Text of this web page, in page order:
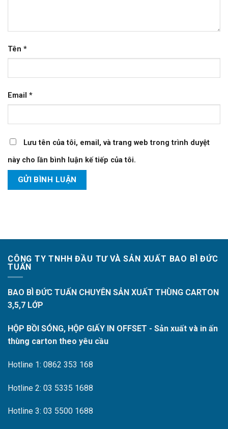
Tên *
Email *
Lưu tên của tôi, email, và trang web trong trình duyệt
này cho lần bình luận kế tiếp của tôi.
CÔNG TY TNHH ĐẦU TƯ VÀ SẢN XUẤT BAO BÌ ĐỨC
TUẤN
BAO BÌ ĐỨC TUẤN CHUYÊN SẢN XUẤT THÙNG CARTON
3,5,7 LỚP
HỘP BỒI SÓNG, HỘP GIẤY IN OFFSET - Sản xuất và in ấn
thùng carton theo yêu cầu
Hotline 1: 0862 353 168
Hotline 2: 03 5335 1688
Hotline 3: 03 5500 1688